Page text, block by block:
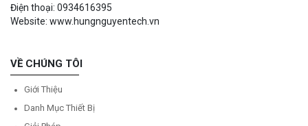
Điện thoại: 0934616395
Website: www.hungnguyentech.vn
VỀ CHÚNG TÔI
Giới Thiệu
Danh Mục Thiết Bị